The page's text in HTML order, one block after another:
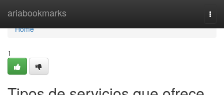
ariabookmarks
Home
Home
1